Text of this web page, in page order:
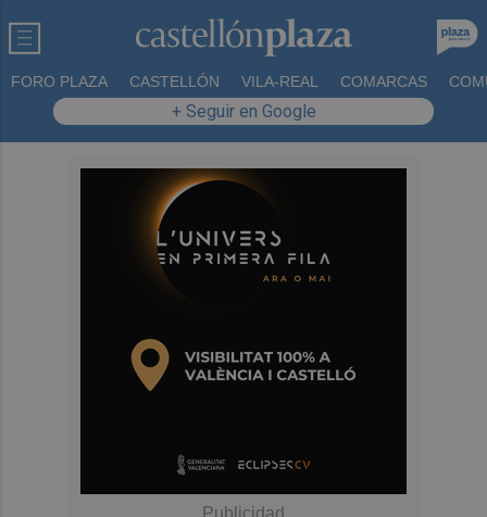
FORO PLAZA CASTELLÓN VILA-REAL COMARCAS
+ Seguir en Google